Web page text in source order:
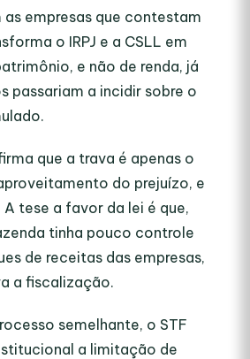
empresas que contestam
o IRPJ e a CSLL em
e não de renda, já
passariam a incidir sobre o
que a trava é apenas o
do prejuízo, e
tese a favor da lei é que,
tinha pouco controle
de receitas das empresas,
a fiscalização.
semelhante, o STF
a limitação de